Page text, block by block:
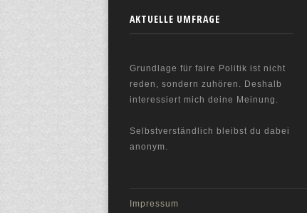
AKTUELLE UMFRAGE
Grundlage für faire Politik ist nicht
reden, sondern zuhören. Deshalb
interessiert mich deine Meinung.
Selbstverständlich bleibst du dabei
anonym.
Impressum